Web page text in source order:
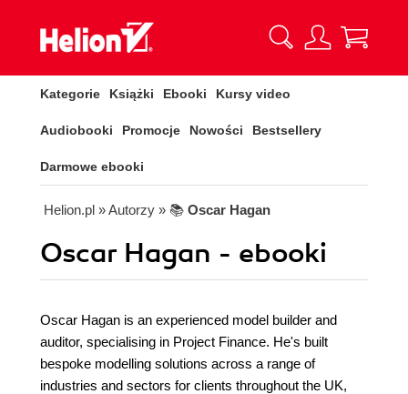
Kategorie Książki Ebooki Kursy video
Audiobooki Promocje Nowości Bestsellery
Darmowe ebooki
Helion.pl » Autorzy » 📚 Oscar Hagan
Oscar Hagan - ebooki
Oscar Hagan is an experienced model builder and
auditor, specialising in Project Finance. He's built
bespoke modelling solutions across a range of
industries and sectors for clients throughout the UK,